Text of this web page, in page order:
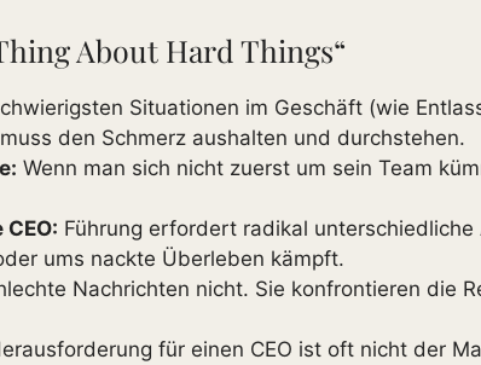
About Hard Things“
Situationen im Geschäft (wie
den Schmerz aushalten und durchstehen.
Wenn man sich nicht zuerst um sein Team
Führung erfordert radikal
ums nackte Überleben kämpft.
Nachrichten nicht. Sie konfrontieren die
für einen CEO ist oft nicht der